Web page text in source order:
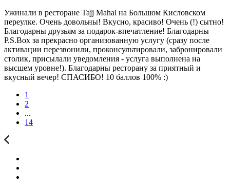
Ужинали в ресторане Tajj Mahal на Большом Кисловском
переулке. Очень довольны! Вкусно, красиво! Очень (!) сытно!
Благодарны друзьям за подарок-впечатление! Благодарны
P.S.Box за прекрасно организованную услугу (сразу после
активации перезвонили, проконсультировали, забронировали
столик, присылали уведомления - услуга выполнена на
высшем уровне!). Благодарны ресторану за приятный и
вкусный вечер! СПАСИБО! 10 баллов 100% :)
1
2
...
14